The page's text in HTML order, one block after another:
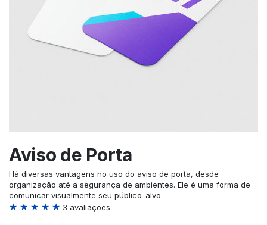
Aviso de Porta
Há diversas vantagens no uso do aviso de porta, desde
organização até a segurança de ambientes. Ele é uma forma de
comunicar visualmente seu público-alvo.
★ ★ ★ ★ ★ 3 avaliações